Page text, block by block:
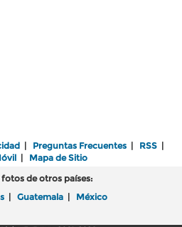
| Preguntas Frecuentes | RSS |
| Mapa de Sitio
fotos de otros países:
| Guatemala | México